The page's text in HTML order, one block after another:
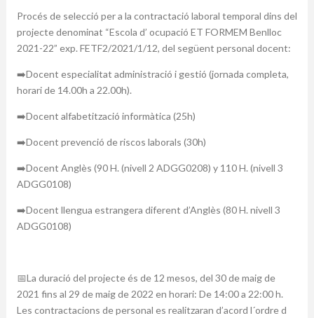
Procés de selecció per a la contractació laboral temporal dins del
projecte denominat “Escola d’ ocupació ET FORMEM Benlloc
2021-22” exp. FETF2/2021/1/12, del següent personal docent:
➡️Docent especialitat administració i gestió (jornada completa,
horari de 14.00h a 22.00h).
➡️Docent alfabetització informàtica (25h)
➡️Docent prevenció de riscos laborals (30h)
➡️Docent Anglès (90 H. (nivell 2 ADGG0208) y 110 H. (nivell 3
ADGG0108)
➡️Docent llengua estrangera diferent d’Anglès (80 H. nivell 3
ADGG0108)
📅La duració del projecte és de 12 mesos, del 30 de maig de
2021 fins al 29 de maig de 2022 en horari: De 14:00 a 22:00 h.
Les contractacions de personal es realitzaran d’acord l´ordre d